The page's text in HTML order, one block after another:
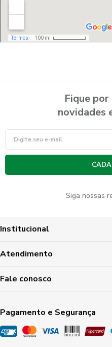
Fique
novidades
Siga nossas
Institucional
Atendimento
Fale conosco
Pagamento e Segurança